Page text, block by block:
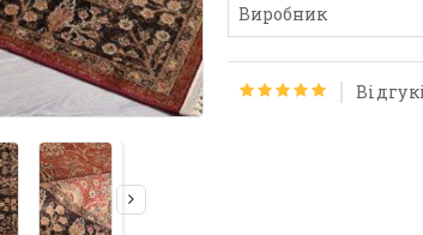
Виробник